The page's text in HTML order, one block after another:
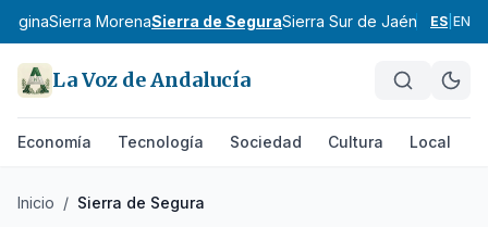
Sierra MorenaSierra de SeguraSierra Sur de Jaén Las Villas
ES EN
La Voz de Andalucía
Economía Tecnología Sociedad Cultura Local
Inicio / Sierra de Segura